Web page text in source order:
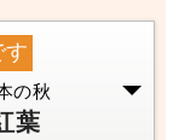
す
の秋
葉